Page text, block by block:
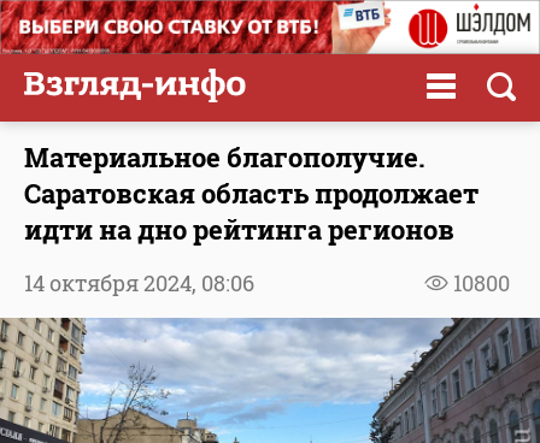
Материальное благополучие.
Саратовская область продолжает
идти на дно рейтинга регионов
10800
14 октября 2024, 08:06